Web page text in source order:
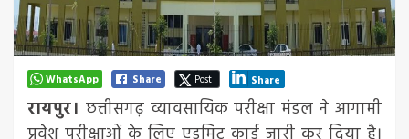
WhatsApp Share Post Share
रायपुर। छत्तीसगढ़ व्यावसायिक परीक्षा मंडल ने आगामी